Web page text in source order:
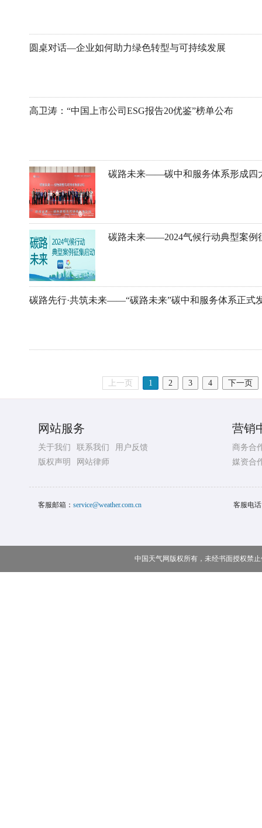
圆桌对话—企业如何助力绿色转型与可持续发展
高卫涛：“中国上市公司ESG报告20优鉴”榜单公布
碳路未来——碳中和服务体系形成四
碳路未来——2024气候行动典型案例
碳路先行·共筑未来——“碳路未来”碳中和服务体系正式
上一页 1 2 3 4 下一页
网站服务
关于我们 联系我们
用户反馈
版权声明
网站律师
营销
商务合
媒资合
客服邮箱： service@weather.com.cn 客服电
中国天气网版权所有，未经书面授权